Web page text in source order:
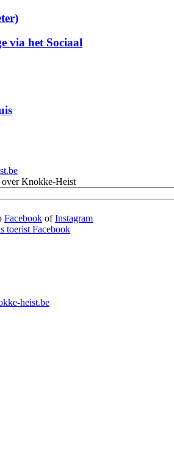
via het Sociaal
Knokke-Heist
Facebook ofInstagram
toerist Facebook
heist.be